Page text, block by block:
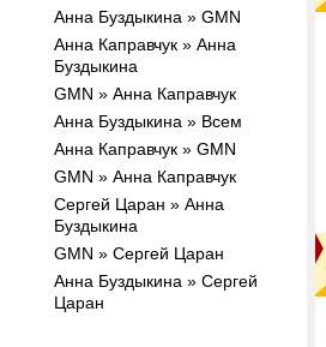
Анна Буздыкина » GMN
Анна Каправчук » Анна
Буздыкина
GMN » Анна Каправчук
Анна Буздыкина » Всем
Анна Каправчук » GMN
GMN » Анна Каправчук
Сергей Царан » Анна
Буздыкина
GMN » Сергей Царан
Анна Буздыкина » Сергей
Царан